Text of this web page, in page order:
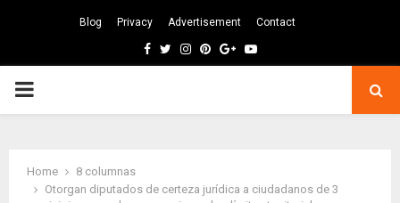
Blog Privacy Advertisement Contact
Facebook
TwitterInstagram
Pinterest
GoogleYoutube
PRIMARY
Home
8 columnas
Otorgan diputados de certeza jurídica a ciudadanos de 3